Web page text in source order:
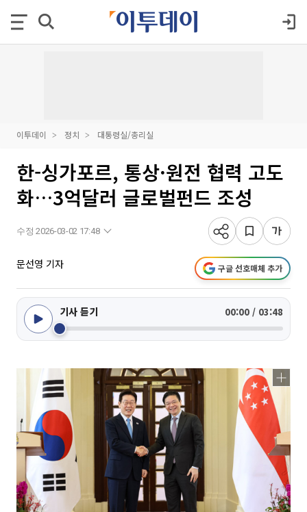
이투데이 정치 대통령실/총리실
한-싱가포르, 통상·원전 협력 고도
화…3억달러 글로벌펀드 조성
수정 2026-03-02 17:48
문선영 기자 구글 선호매체 추가
기사 듣기 00:00 / 03:48